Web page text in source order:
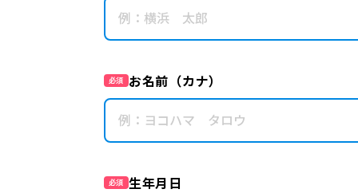
必須 お名前（カナ）
必須 生年月日